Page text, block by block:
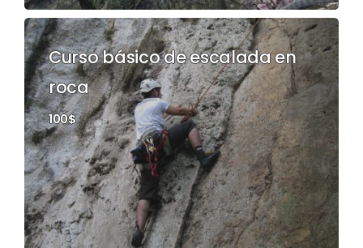
Curso básico de escalada en
roca
100$